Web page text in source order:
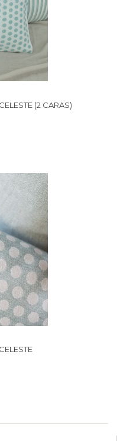
(2 CARAS)
de lunares en color